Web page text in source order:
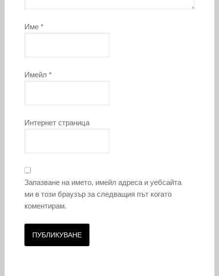
Име *
Имейл *
Интернет страница
Запазване на името, имейл адреса и уебсайта
ми в този браузър за следващия път когато
коментирам.